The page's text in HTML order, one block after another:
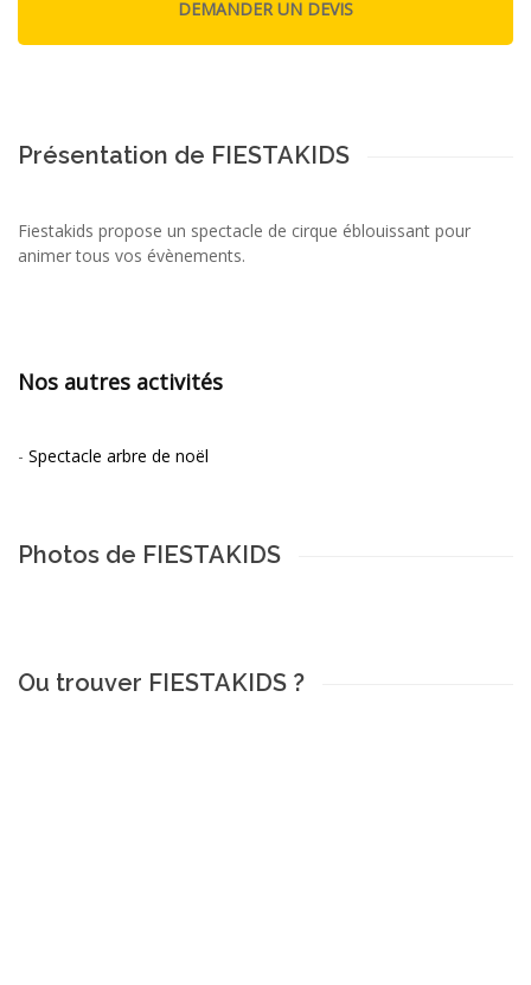
Présentation de FIESTAKIDS
Fiestakids propose un spectacle de cirque éblouissant pour
animer tous vos évènements.
Nos autres activités
- Spectacle arbre de noël
Photos de FIESTAKIDS
Ou trouver FIESTAKIDS ?